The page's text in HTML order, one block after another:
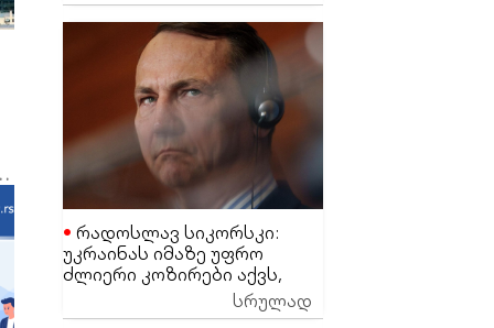
რადოსლავ სიკორსკი:
უკრაინას იმაზე უფრო
ძლიერი კოზირები აქვს,
ვიდრე დონალდ ტრამპს
ეგონა
სრულად